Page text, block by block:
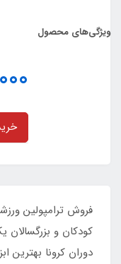
ویژگی‌های محصول
فروش ترامپولین
کودکان و بزرگسالان
دوران کرونا بهترین